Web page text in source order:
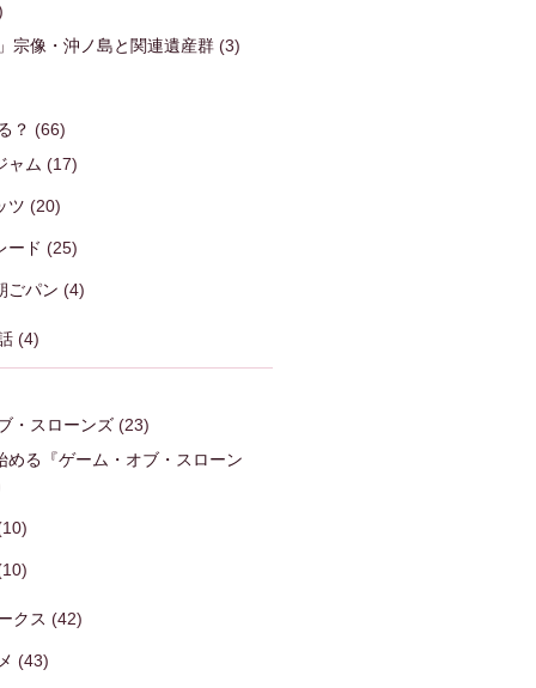
宗像・沖ノ島と関連遺産群(3)
？ (66)
ャム (17)
ツ (20)
ード (25)
ごパン (4)
(4)
・スローンズ(23)
める『ゲーム・オブ・スローン
クス (42)
(43)